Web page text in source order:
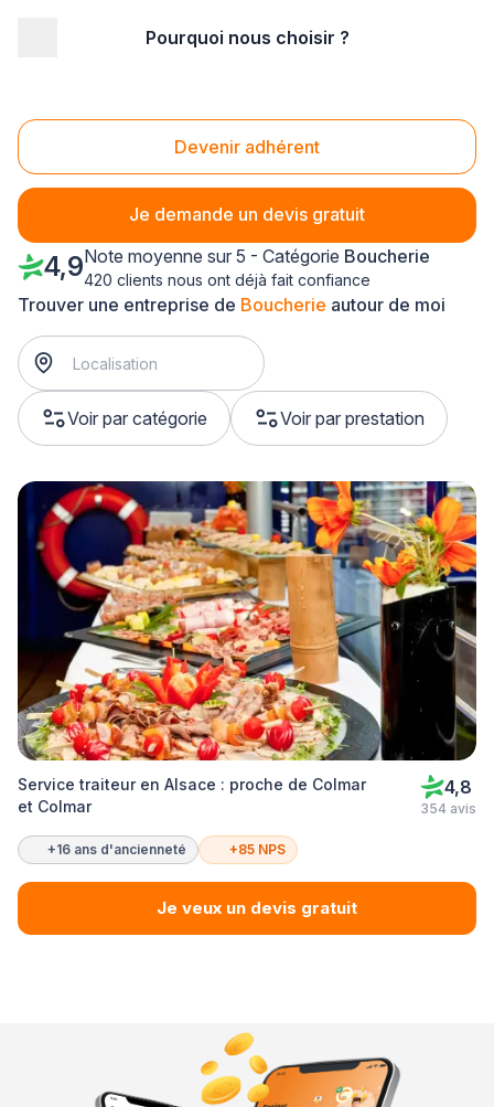
Pourquoi nous choisir ?
Devenir adhérent
Je demande un devis gratuit
Boucherie Haut-Rhin (68)
Trouver une entreprise de Boucherie autour de moi
Voir par catégorie Voir par prestation
4,9Note moyenne sur 5 - Catégorie Boucherie
420 clients nous ont déjà fait confiance
Service traiteur en Alsace : proche de Colmar
et Colmar
4,8
354 avis
+16 ans d'ancienneté +85 NPS
Je veux un devis gratuit